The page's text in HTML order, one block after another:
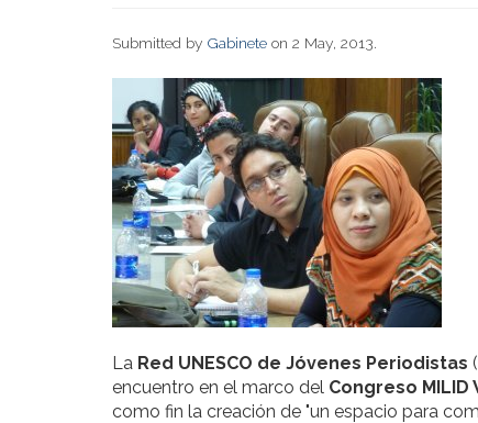
Submitted by Gabinete on 2 May, 2013.
La Red UNESCO de Jóvenes Periodistas
encuentro en el marco del Congreso MILID
como fin la creación de "un espacio para